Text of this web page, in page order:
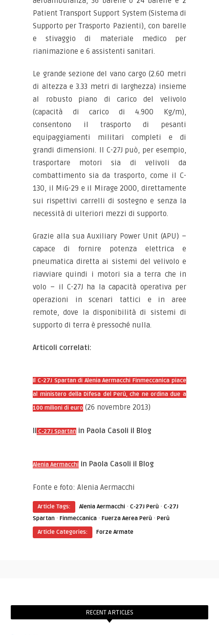
Patient Transport Support System (Sistema di
Supporto per Trasporto Pazienti), con barelle
e stivaggio di materiale medico per
rianimazione e 6 assistenti sanitari.
Le grande sezione del vano cargo (2.60 metri
di altezza e 3.33 metri di larghezza) insieme
al robusto piano di carico del velivolo
(capacità di carico di 4.900 Kg/m),
consentono il trasporto di pesanti
equipaggiamenti militari completi e di
grandi dimensioni. Il C-27J può, per esempio,
trasportare motori sia di velivoli da
combattimento sia da trasporto, come il C-
130, il MiG-29 e il Mirage 2000, direttamente
sui rispettivi carrelli di sostegno e senza la
necessità di ulteriori mezzi di supporto.
Grazie alla sua Auxiliary Power Unit (APU) –
capace di fornire potenza elettrica e
pneumatica diretta ai sistemi del velivolo e
riavviare quindi i motori sia a terra che in
volo – il C-27J ha la capacità operativa per
operazioni in scenari tattici e in aree
remote, dove la disponibilità di sistemi di
supporto di terra è pressoché nulla.
Articoli correlati:
Il C-27J Spartan di Alenia Aermacchi Finmeccanica piace
al ministero della Difesa del Perù, che ne ordina due a
100 milioni di euro (26 novembre 2013)
IlC-27J Spartan in Paola Casoli il Blog
Alenia Aermacchi in Paola Casoli il Blog
Fonte e foto: Alenia Aermacchi
Article Tags: Alenia Aermacchi ·C-27J Perù ·C-27J
Spartan ·Finmeccanica ·Fuerza Aerea Perù ·Perù
Article Categories:
Forze Armate
RECENT ARTICLES